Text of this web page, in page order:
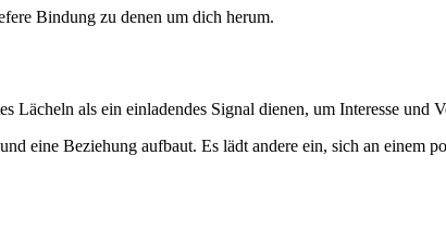
Bindung zu denen um dich herum.
als ein einladendes Signal dienen, um Interesse und
eine Beziehung aufbaut. Es lädt andere ein, sich an einem